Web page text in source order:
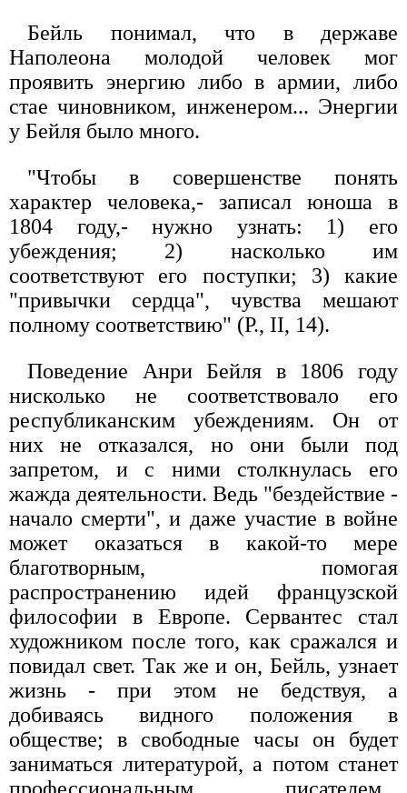
Бейль понимал, что в державе
Наполеона молодой человек мог
проявить энергию либо в армии, либо
стае чиновником, инженером... Энергии
у Бейля было много.
"Чтобы в совершенстве понять
характер человека,- записал юноша в
1804 году,- нужно узнать: 1) его
убеждения; 2) насколько им
соответствуют его поступки; 3) какие
"привычки сердца", чувства мешают
полному соответствию" (Р., II, 14).
Поведение Анри Бейля в 1806 году
нисколько не соответствовало его
республиканским убеждениям. Он от
них не отказался, но они были под
запретом, и с ними столкнулась его
жажда деятельности. Ведь "бездействие -
начало смерти", и даже участие в войне
может оказаться в какой-то мере
благотворным, помогая
распространению идей французской
философии в Европе. Сервантес стал
художником после того, как сражался и
повидал свет. Так же и он, Бейль, узнает
жизнь - при этом не бедствуя, а
добиваясь видного положения в
обществе; в свободные часы он будет
заниматься литературой, а потом станет